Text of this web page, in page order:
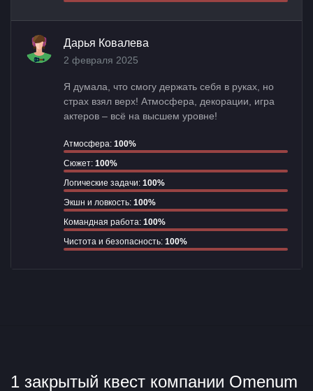
Дарья Ковалева
2 февраля 2025
Я думала, что смогу держать себя в руках, но
страх взял верх! Атмосфера, декорации, игра
актеров – всё на высшем уровне!
Атмосфера: 100%
Сюжет: 100%
Логические задачи: 100%
Экшн и ловкость: 100%
Командная работа: 100%
Чистота и безопасность: 100%
1 закрытый квест компании Omenum